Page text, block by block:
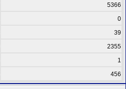
5366
0
39
2355
1
456